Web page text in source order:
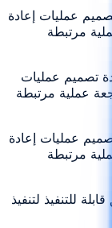
عمليات إعادة
مرتبطة
تصميم عمليات
عملية مرتبطة
عمليات إعادة
مرتبطة
للتنفيذ لتنفيذ